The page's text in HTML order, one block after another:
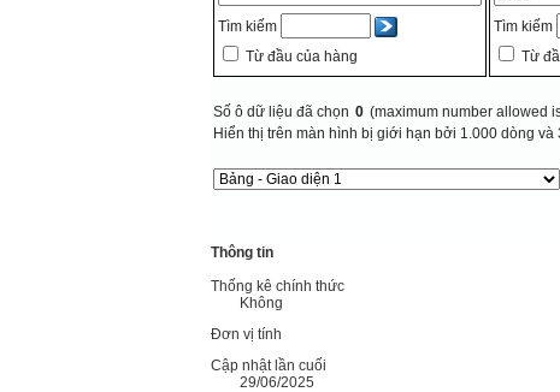
Tìm kiếm
Từ đầu của hàng
Tìm kiếm
Từ
Số ô dữ liệu đã chọn 0 (maximum number allowed
Hiển thị trên màn hình bị giới hạn bởi 1.000 dòng và
Thông tin
Thống kê chính thức
Không
Đơn vị tính
Cập nhật lần cuối
29/06/2025